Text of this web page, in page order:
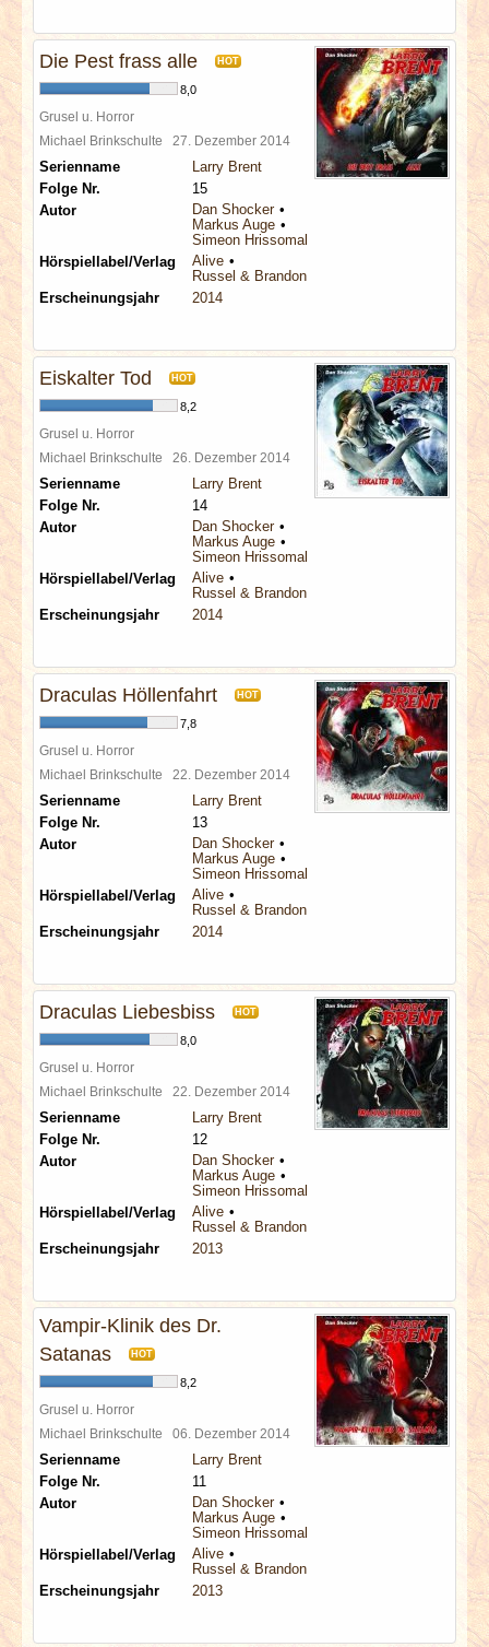
Die Pest frass alle HOT
8,0
Grusel u. Horror
Michael Brinkschulte 27. Dezember 2014
Serienname
Larry Brent
Folge Nr.
15
Autor
Dan Shocker
Markus Auge
Simeon Hrissomallis
Hörspiellabel/Verlag
Alive
Russel & Brandon
Erscheinungsjahr
2014
Eiskalter Tod HOT
8,2
Grusel u. Horror
Michael Brinkschulte 26. Dezember 2014
Serienname
Larry Brent
Folge Nr.
14
Autor
Dan Shocker
Markus Auge
Simeon Hrissomallis
Hörspiellabel/Verlag
Alive
Russel & Brandon
Erscheinungsjahr
2014
Draculas Höllenfahrt HOT
7,8
Grusel u. Horror
Michael Brinkschulte 22. Dezember 2014
Serienname
Larry Brent
Folge Nr.
13
Autor
Dan Shocker
Markus Auge
Simeon Hrissomallis
Hörspiellabel/Verlag
Alive
Russel & Brandon
Erscheinungsjahr
2014
Draculas Liebesbiss HOT
8,0
Grusel u. Horror
Michael Brinkschulte 22. Dezember 2014
Serienname
Larry Brent
Folge Nr.
12
Autor
Dan Shocker
Markus Auge
Simeon Hrissomallis
Hörspiellabel/Verlag
Alive
Russel & Brandon
Erscheinungsjahr
2013
Vampir-Klinik des Dr.
Satanas
HOT
8,2
Grusel u. Horror
Michael Brinkschulte 06. Dezember 2014
Serienname
Larry Brent
Folge Nr.
11
Autor
Dan Shocker
Markus Auge
Simeon Hrissomallis
Hörspiellabel/Verlag
Alive
Russel & Brandon
Erscheinungsjahr
2013